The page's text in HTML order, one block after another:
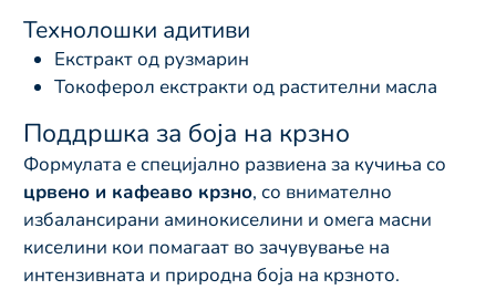
Технолошки адитиви
Екстракт од рузмарин
Токоферол екстракти од растителни масла
Поддршка за боја на крзно
Формулата е специјално развиена за кучиња со
црвено и кафеаво крзно, со внимателно
избалансирани аминокиселини и омега масни
киселини кои помагаат во зачувување на
интензивната и природна боја на крзното.